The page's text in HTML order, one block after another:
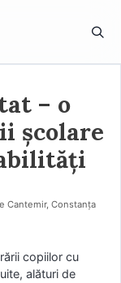
– o
şcolare
Cantemir, Constanța
copiilor cu
alături de